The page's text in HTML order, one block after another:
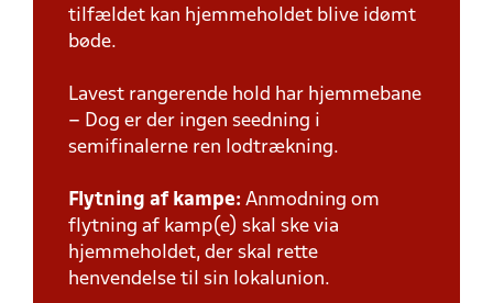
tilfældet kan hjemmeholdet blive idømt
bøde.
Lavest rangerende hold har hjemmebane
– Dog er der ingen seedning i
semifinalerne ren lodtrækning.
Flytning af kampe: Anmodning om
flytning af kamp(e) skal ske via
hjemmeholdet, der skal rette
henvendelse til sin lokalunion.